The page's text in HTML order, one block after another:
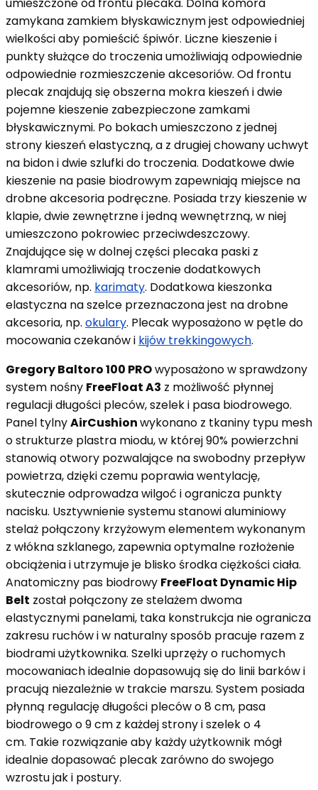
umieszczone od frontu plecaka. Dolna komora
zamykana zamkiem błyskawicznym jest odpowiedniej
wielkości aby pomieścić śpiwór. Liczne kieszenie i
punkty służące do troczenia umożliwiają odpowiednie
odpowiednie rozmieszczenie akcesoriów. Od frontu
plecak znajdują się obszerna mokra kieszeń i dwie
pojemne kieszenie zabezpieczone zamkami
błyskawicznymi. Po bokach umieszczono z jednej
strony kieszeń elastyczną, a z drugiej chowany uchwyt
na bidon i dwie szlufki do troczenia. Dodatkowe dwie
kieszenie na pasie biodrowym zapewniają miejsce na
drobne akcesoria podręczne. Posiada trzy kieszenie w
klapie, dwie zewnętrzne i jedną wewnętrzną, w niej
umieszczono pokrowiec przeciwdeszczowy.
Znajdujące się w dolnej części plecaka paski z
klamrami umożliwiają troczenie dodatkowych
akcesoriów, np. karimaty. Dodatkowa kieszonka
elastyczna na szelce przeznaczona jest na drobne
akcesoria, np. okulary. Plecak wyposażono w pętle do
mocowania czekanów i kijów trekkingowych.
Gregory Baltoro 100 PROwyposażono w sprawdzony
system nośny FreeFloat A3 z możliwość płynnej
regulacji długości pleców, szelek i pasa biodrowego.
Panel tylnyAirCushionwykonano z tkaniny typu mesh
o strukturze plastra miodu, w której 90% powierzchni
stanowią otwory pozwalające na swobodny przepływ
powietrza, dzięki czemu poprawia wentylację,
skutecznie odprowadza wilgoć i ogranicza punkty
nacisku. Usztywnienie systemu stanowi aluminiowy
stelaż połączony krzyżowym elementem wykonanym
z włókna szklanego, zapewnia optymalne rozłożenie
obciążenia i utrzymuje je blisko środka ciężkości ciała.
Anatomiczny pas biodrowy FreeFloat Dynamic Hip
Belt został połączony ze stelażem dwoma
elastycznymi panelami, taka konstrukcja nie ogranicza
zakresu ruchów i w naturalny sposób pracuje razem z
biodrami użytkownika. Szelki uprzęży o ruchomych
mocowaniach idealnie dopasowują się do linii barków i
pracują niezależnie w trakcie marszu. System posiada
płynną regulację długości pleców o 8 cm, pasa
biodrowego o 9 cm z każdej strony i szelek o 4
cm. Takie rozwiązanie aby każdy użytkownik mógł
idealnie dopasować plecak zarówno do swojego
wzrostu jak i postury.